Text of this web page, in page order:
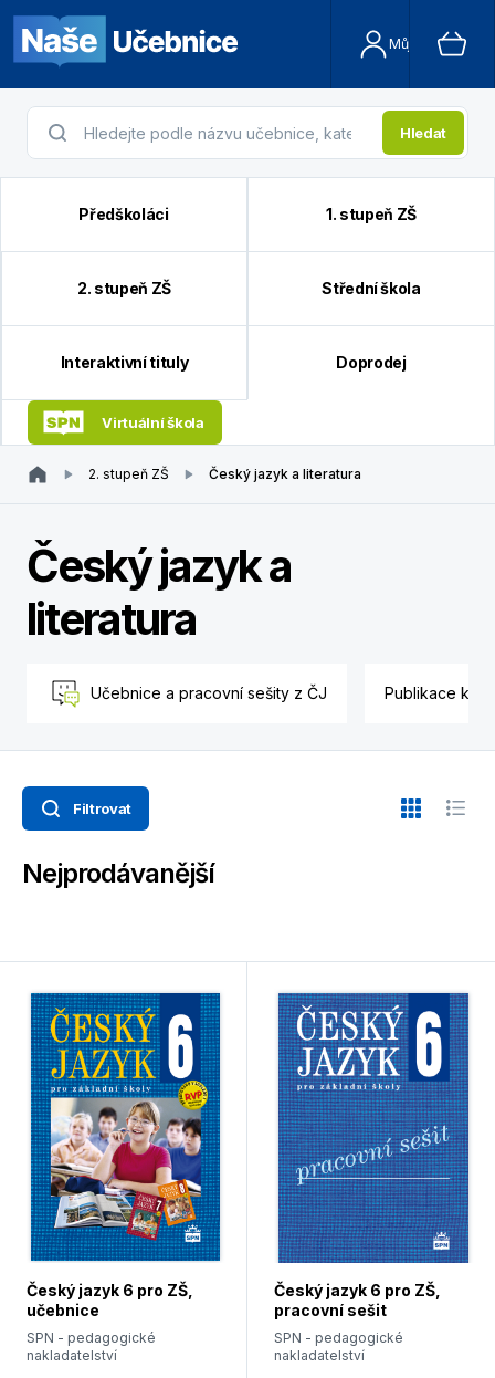
Můj účet
Hledat
Předškoláci 1. stupeň ZŠ
2. stupeň ZŠ Střední škola
Interaktivní tituly Doprodej
Virtuální škola
2. stupeň ZŠ Český jazyk a literatura
Český jazyk a
literatura
Učebnice a pracovní sešity z ČJ Publikace k
Filtrovat
Nejprodávanější
Český jazyk 6 pro ZŠ,
učebnice
SPN - pedagogické
nakladatelství
Český jazyk 6 pro ZŠ,
pracovní sešit
SPN - pedagogické
nakladatelství